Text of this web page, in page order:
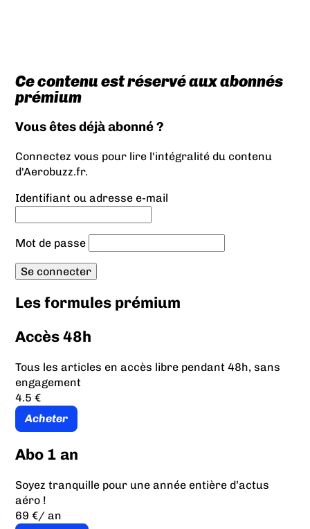
Ce contenu est réservé aux abonnés
prémium
Vous êtes déjà abonné ?
Connectez vous pour lire l'intégralité du contenu
d'Aerobuzz.fr.
Identifiant ou adresse e-mail
Mot de passe
Les formules prémium
Accès 48h
Tous les articles en accès libre pendant 48h, sans
engagement
4.5 €
Acheter
Abo 1 an
Soyez tranquille pour une année entière d’actus
aéro !
69 €/ an